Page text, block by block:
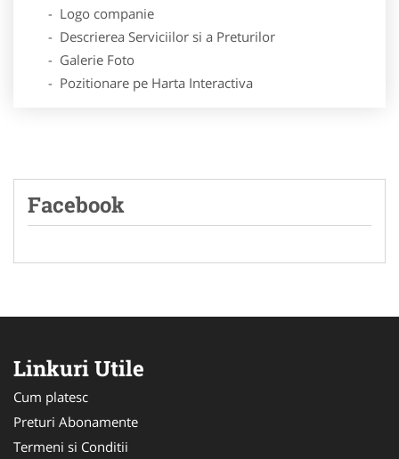
- Logo companie
- Descrierea Serviciilor si a Preturilor
- Galerie Foto
- Pozitionare pe Harta Interactiva
Facebook
Linkuri Utile
Cum platesc
Preturi Abonamente
Termeni si Conditii